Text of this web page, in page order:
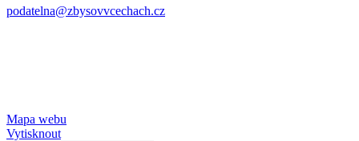
podatelna@zbysovvcechach.cz
Mapa webu
Vytisknout